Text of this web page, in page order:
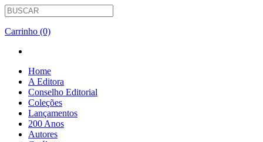
Carrinho (0)
Home
A Editora
Conselho Editorial
Coleções
Lançamentos
200 Anos
Autores